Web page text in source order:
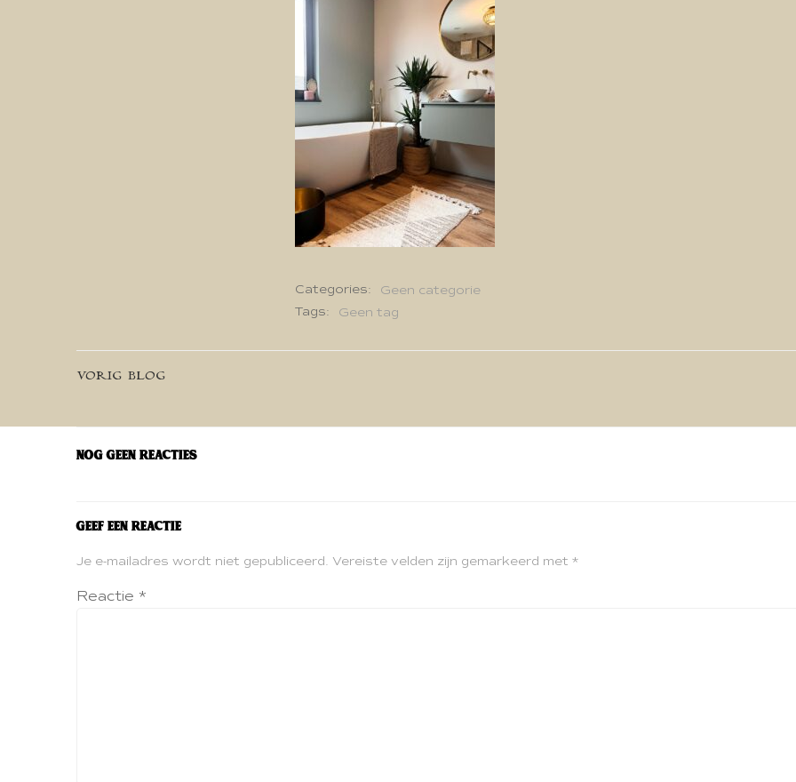
Categories:
Geen categorie
Tags:
Geen tag
Bericht
navigatie
VORIG BLOG
Nog geen reacties
Geef een reactie
Je e-mailadres wordt niet gepubliceerd. Vereiste velden zijn gemarkeerd met *
Reactie *